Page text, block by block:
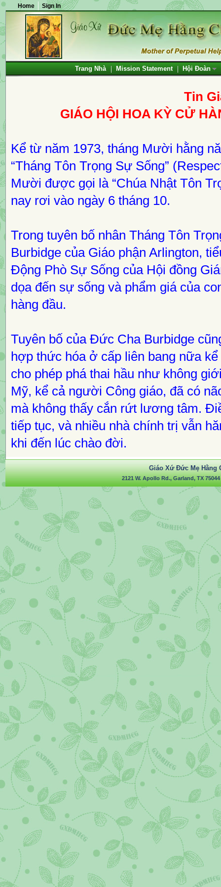
Home Sign In
Trang Nhà Mission Statement Hội Đoàn
Tin
GIÁO HỘI HOA KỲ CỬ
Kể từ năm 1973, tháng Mười hằng
“Tháng Tôn Trọng Sự Sống”
Mười được gọi là “Chúa Nhật Tôn
nay rơi vào ngày 6 tháng 10.
Trong tuyên bố nhân Tháng Tôn
Burbidge của Giáo phận Arlington,
Động Phò Sự Sống của Hội đồng
dọa đến sự sống và phẩm giá của
hàng đầu.
Tuyên bố của Đức Cha Burbidge
hợp thức hóa ở cấp liên bang nữa
cho phép phá thai hầu như không
Mỹ, kể cả người Công giáo, đã có
mà không thấy cắn rứt lương tâm.
tiếp tục, và nhiều nhà chính trị vẫn
khi đến lúc chào đời.
Giáo Xứ Đức Mẹ Hằng
2121 W. Apollo Rd., Garland, TX 75044